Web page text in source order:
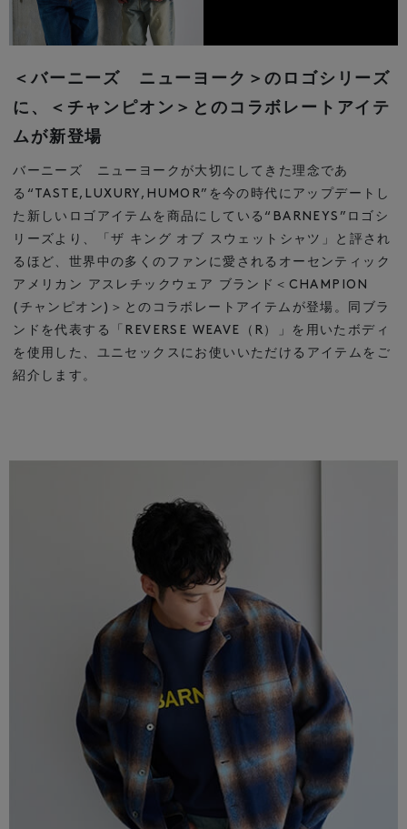
＜バーニーズ ニューヨーク＞のロゴシリーズ
に、
＜チャンピオン＞とのコラボレートアイテ
ムが新登場
バーニーズ ニューヨークが大切にしてきた理念であ
る“TASTE,LUXURY,HUMOR”を今の時代にアップデートし
た 新しいロゴアイテムを商品にしている“BARNEYS”ロゴシ
リーズより、
「ザ キング オブ スウェットシャツ」と評され
るほど、世界中の多くのファンに愛される オーセンティック
アメリカン アスレチックウェア ブランド＜CHAMPION
(チャンピオン)＞とのコラボレートアイテムが登場。
同ブラ
ンドを代表する「REVERSE WEAVE（R）」を用いたボディ
を使用した、 ユニセックスにお使いいただけるアイテムをご
紹介します。